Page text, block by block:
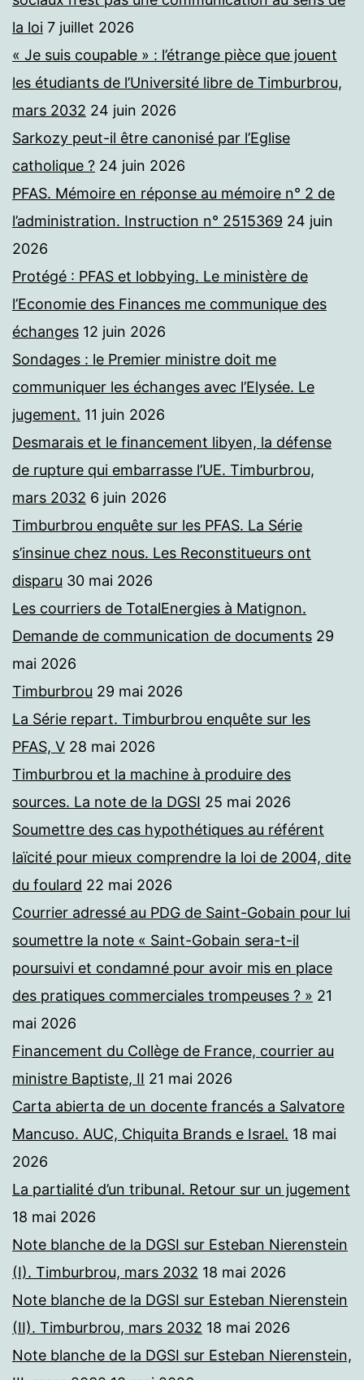
la loi 7 juillet 2026
« Je suis coupable » : l’étrange pièce que jouent
les étudiants de l’Université libre de Timburbrou,
mars 2032 24 juin 2026
Sarkozy peut-il être canonisé par l’Eglise
catholique ? 24 juin 2026
PFAS. Mémoire en réponse au mémoire n° 2 de
l’administration. Instruction n° 2515369 24 juin
2026
Protégé : PFAS et lobbying. Le ministère de
l’Economie des Finances me communique des
échanges 12 juin 2026
Sondages : le Premier ministre doit me
communiquer les échanges avec l’Elysée. Le
jugement. 11 juin 2026
Desmarais et le financement libyen, la défense
de rupture qui embarrasse l’UE. Timburbrou,
mars 2032 6 juin 2026
Timburbrou enquête sur les PFAS. La Série
s’insinue chez nous. Les Reconstitueurs ont
disparu 30 mai 2026
Les courriers de TotalEnergies à Matignon.
Demande de communication de documents 29
mai 2026
Timburbrou 29 mai 2026
La Série repart. Timburbrou enquête sur les
PFAS, V 28 mai 2026
Timburbrou et la machine à produire des
sources. La note de la DGSI 25 mai 2026
Soumettre des cas hypothétiques au référent
laïcité pour mieux comprendre la loi de 2004, dite
du foulard 22 mai 2026
Courrier adressé au PDG de Saint-Gobain pour lui
soumettre la note « Saint-Gobain sera-t-il
poursuivi et condamné pour avoir mis en place
des pratiques commerciales trompeuses ? » 21
mai 2026
Financement du Collège de France, courrier au
ministre Baptiste, II 21 mai 2026
Carta abierta de un docente francés a Salvatore
Mancuso. AUC, Chiquita Brands e Israel. 18 mai
2026
La partialité d’un tribunal. Retour sur un jugement
18 mai 2026
Note blanche de la DGSI sur Esteban Nierenstein
(I). Timburbrou, mars 2032 18 mai 2026
Note blanche de la DGSI sur Esteban Nierenstein
(II). Timburbrou, mars 2032 18 mai 2026
Note blanche de la DGSI sur Esteban Nierenstein,